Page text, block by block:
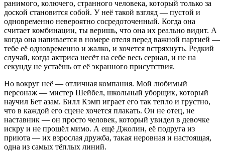
ранимого, колючего, странного человека, который только за
доской становится собой. У неё такой взгляд — пустой и
одновременно невероятно сосредоточенный. Когда она
считает комбинации, ты веришь, что она их реально видит. А
когда она напивается в номере отеля перед важной партией —
тебе её одновременно и жалко, и хочется встряхнуть. Редкий
случай, когда актриса несёт на себе весь сериал, и не на
секунду не устаёшь от её экранного присутствия.
Но вокруг неё — отличная компания. Мой любимый
персонаж — мистер Шейбел, школьный уборщик, который
научил Бет азам. Билл Кэмп играет его так тепло и грустно,
что в каждой его сцене хочется плакать. Он не отец, не
наставник — он просто человек, который увидел в девочке
искру и не прошёл мимо. А ещё Джолин, её подруга из
приюта — их взрослая дружба, такая неровная и настоящая,
одна из самых тёплых линий.